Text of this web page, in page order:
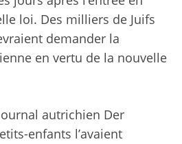
loi. Des milliers de Juifs
demander la
en vertu de la nouvelle
autrichien Der
enfants l’avaient